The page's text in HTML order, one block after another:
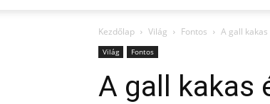
Kezdőlap Világ Fontos A gall
Világ Fontos
A gall kakas